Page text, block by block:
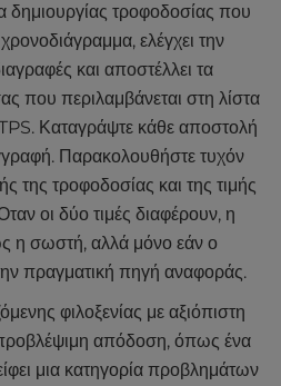
δημιουργίας τροφοδοσίας που
ελέγχει την
και αποστέλλει τα
που περιλαμβάνεται στη λίστα
Καταγράψτε κάθε αποστολή
Παρακολουθήστε τυχόν
της τροφοδοσίας και της τιμής
οι δύο τιμές διαφέρουν, η
η σωστή, αλλά μόνο εάν ο
πραγματική πηγή αναφοράς.
φιλοξενίας με αξιόπιστη
απόδοση, όπως ένα
μια κατηγορία προβλημάτων